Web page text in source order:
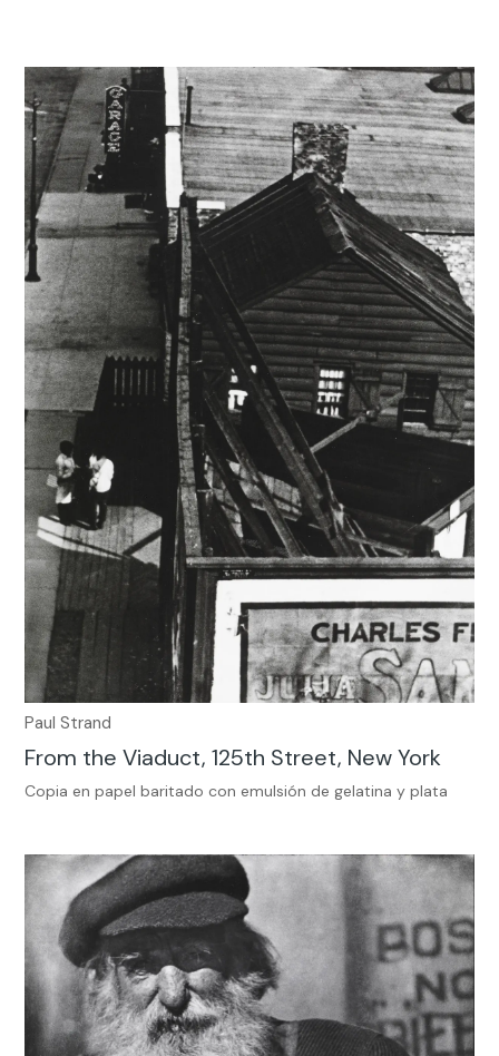
Paul Strand
From the Viaduct, 125th Street, New York
Copia en papel baritado con emulsión de gelatina y plata